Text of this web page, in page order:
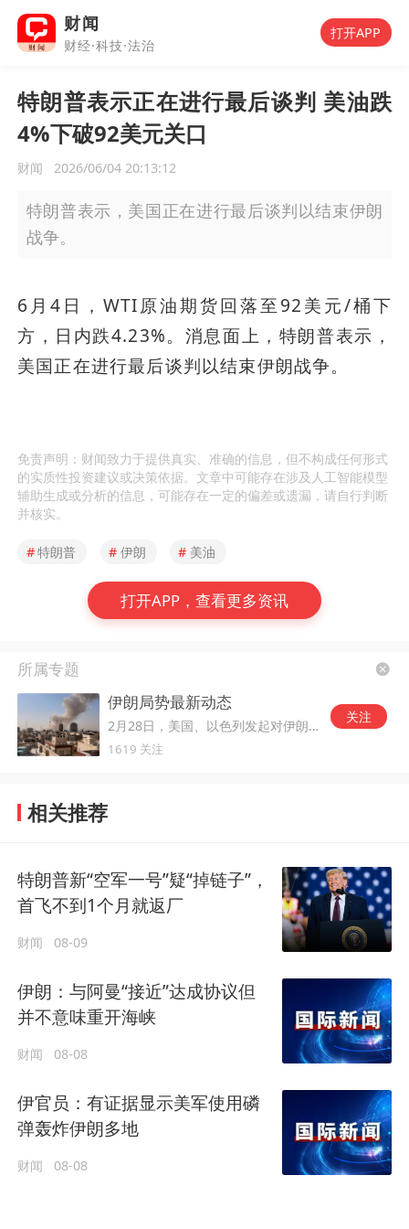
财闻
财经·科技·法治
打开APP
特朗普表示正在进行最后谈判 美油跌
4%下破92美元关口
财闻 2026/06/04 20:13:12
特朗普表示，美国正在进行最后谈判以结束伊朗
战争。
6月4日，WTI原油期货回落至92美元/桶下
方，日内跌4.23%。消息面上，特朗普表示，
美国正在进行最后谈判以结束伊朗战争。
免责声明：财闻致力于提供真实、准确的信息，但不构成任何形式
的实质性投资建议或决策依据。文章中可能存在涉及人工智能模型
辅助生成或分析的信息，可能存在一定的偏差或遗漏，请自行判断
并核实。
#特朗普 # 伊朗 # 美油
打开APP，查看更多资讯
所属专题
伊朗局势最新动态
2月28日，美国、以色列发起对伊朗的军事打击。
1619 关注
关注
相关推荐
特朗普新“空军一号”疑“掉链子”，
首飞不到1个月就返厂
财闻 08-09
伊朗：与阿曼“接近”达成协议但
并不意味重开海峡
财闻 08-08
伊官员：有证据显示美军使用磷
弹轰炸伊朗多地
财闻 08-08